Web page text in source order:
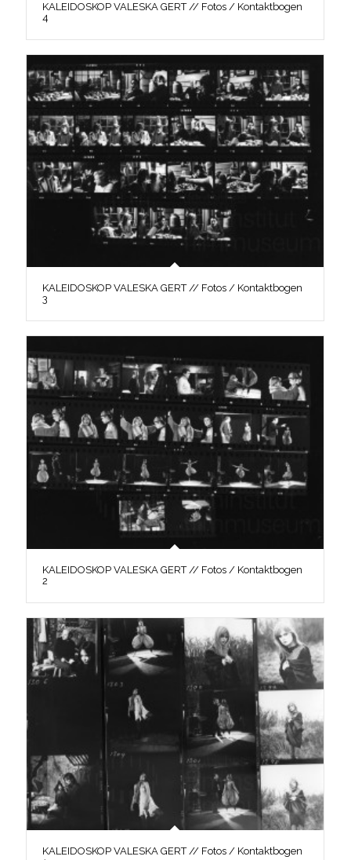
KALEIDOSKOP VALESKA GERT // Fotos / Kontaktbogen
4
KALEIDOSKOP VALESKA GERT // Fotos / Kontaktbogen
3
KALEIDOSKOP VALESKA GERT // Fotos / Kontaktbogen
2
KALEIDOSKOP VALESKA GERT // Fotos / Kontaktbogen